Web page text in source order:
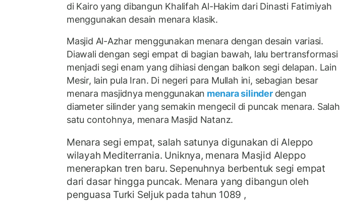
di Kairo yang dibangun Khalifah Al-Hakim dari Dinasti Fatimiyah
menggunakan desain menara klasik.
Masjid Al-Azhar menggunakan menara dengan desain variasi.
Diawali dengan segi empat di bagian bawah, lalu bertransformasi
menjadi segi enam yang dihiasi dengan balkon segi delapan. Lain
Mesir, lain pula Iran. Di negeri para Mullah ini, sebagian besar
menara masjidnya menggunakan menara silinder dengan
diameter silinder yang semakin mengecil di puncak menara. Salah
satu contohnya, menara Masjid Natanz.
Menara segi empat, salah satunya digunakan di Aleppo
wilayah Mediterrania. Uniknya, menara Masjid Aleppo
menerapkan tren baru. Sepenuhnya berbentuk segi empat
dari dasar hingga puncak. Menara yang dibangun oleh
penguasa Turki Seljuk pada tahun 1089 ,